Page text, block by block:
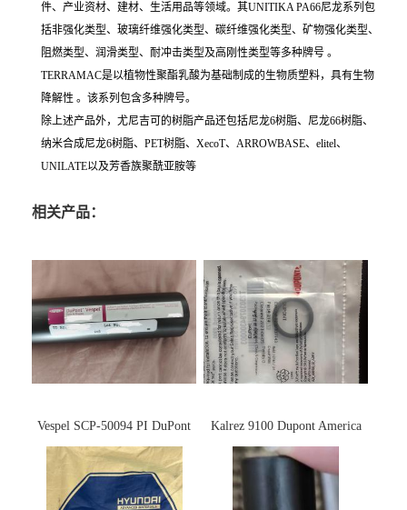
件、产业资材、建材、生活用品等领域。其UNITIKA PA66尼龙系列包
括非强化类型、玻璃纤维强化类型、碳纤维强化类型、矿物强化类型、
阻燃类型、润滑类型、耐冲击类型及高刚性类型等多种牌号 。
TERRAMAC是以植物性聚酯乳酸为基础制成的生物质塑料，具有生物
降解性 。该系列包含多种牌号。
除上述产品外，尤尼吉可的树脂产品还包括尼龙6树脂、尼龙66树脂、
纳米合成尼龙6树脂、PET树脂、XecoT、ARROWBASE、elitel、
UNILATE以及芳香族聚酰亚胺等
相关产品：
Vespel SCP-50094 PI DuPont
杜邦
Kalrez 9100 Dupont America
杜邦 密封圈 半导体 面板